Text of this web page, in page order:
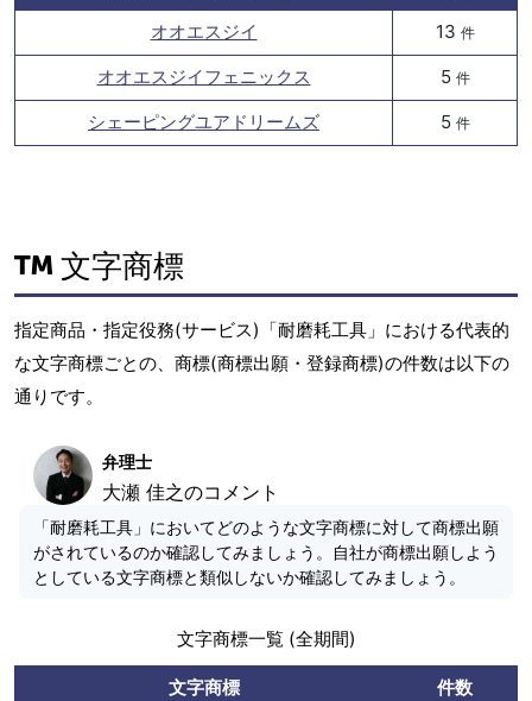
オオエスジイ
13 件
オオエスジイフェニックス 5 件
シェーピングユアドリームズ 5 件
文字商標
指定商品・指定役務(サービス)「耐磨耗工具」における代表的
な文字商標ごとの、商標(商標出願・登録商標)の件数は以下の
通りです。
弁理士
大瀬 佳之のコメント
「耐磨耗工具」においてどのような文字商標に対して商標出願
がされているのか確認してみましょう。自社が商標出願しよう
としている文字商標と類似しないか確認してみましょう。
文字商標一覧 (全期間)
文字商標
件数